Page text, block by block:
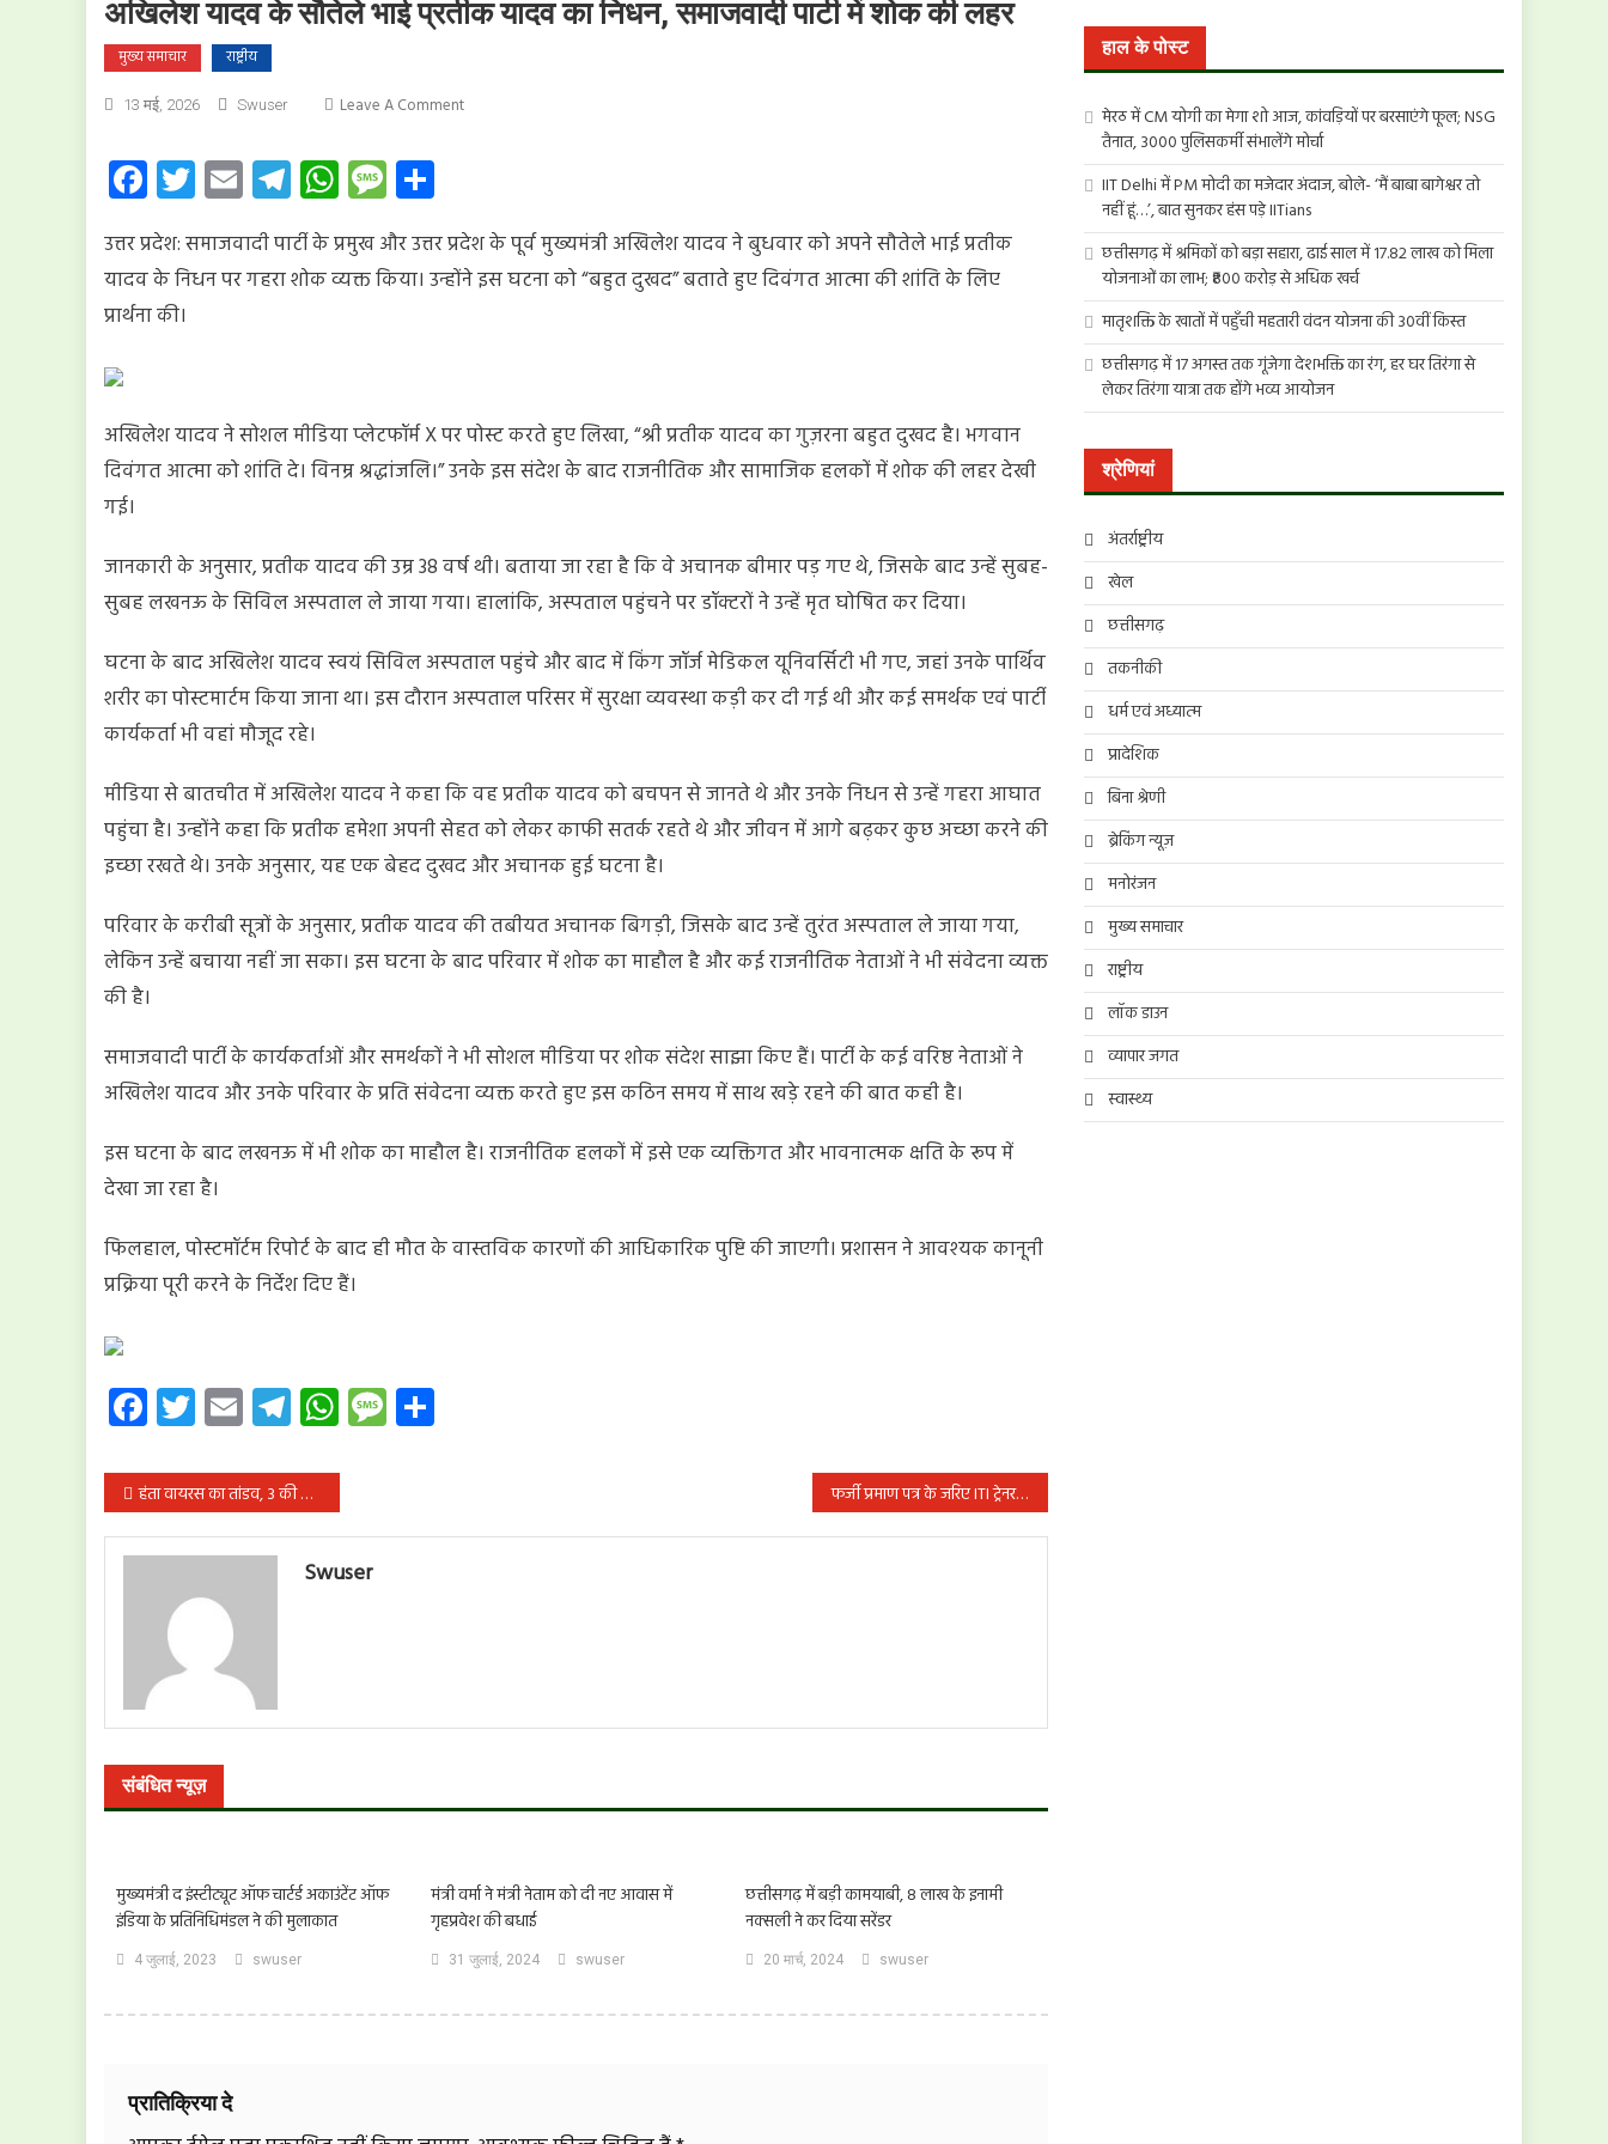
अखिलेश यादव के सौतेले भाई प्रतीक यादव का निधन, समाजवादी पार्टी में शोक की लहर
मुख्य समाचार राष्ट्रीय
13 मई, 2026 Swuser Leave A CommentOn
भाई
प्रतीक
यादव
में
शोक
Facebook
Twitter
EmailTelegram
WhatsApp
Message
उत्तर प्रदेश: समाजवादी पार्टी के प्रमुख और उत्तर प्रदेश के पूर्व मुख्यमंत्री अखिलेश यादव ने बुधवार को अपने सौतेले भाई प्रतीक
यादव के निधन पर गहरा शोक व्यक्त किया। उन्होंने इस घटना को “बहुत दुखद” बताते हुए दिवंगत आत्मा की शांति के लिए
प्रार्थना की।
अखिलेश यादव ने सोशल मीडिया प्लेटफॉर्म X पर पोस्ट करते हुए लिखा, “श्री प्रतीक यादव का गुज़रना बहुत दुखद है। भगवान
दिवंगत आत्मा को शांति दे। विनम्र श्रद्धांजलि।” उनके इस संदेश के बाद राजनीतिक और सामाजिक हलकों में शोक की लहर देखी
गई।
जानकारी के अनुसार, प्रतीक यादव की उम्र 38 वर्ष थी। बताया जा रहा है कि वे अचानक बीमार पड़ गए थे, जिसके बाद उन्हें सुबह-
सुबह लखनऊ के सिविल अस्पताल ले जाया गया। हालांकि, अस्पताल पहुंचने पर डॉक्टरों ने उन्हें मृत घोषित कर दिया।
घटना के बाद अखिलेश यादव स्वयं सिविल अस्पताल पहुंचे और बाद में किंग जॉर्ज मेडिकल यूनिवर्सिटी भी गए, जहां उनके पार्थिव
शरीर का पोस्टमार्टम किया जाना था। इस दौरान अस्पताल परिसर में सुरक्षा व्यवस्था कड़ी कर दी गई थी और कई समर्थक एवं पार्टी
कार्यकर्ता भी वहां मौजूद रहे।
मीडिया से बातचीत में अखिलेश यादव ने कहा कि वह प्रतीक यादव को बचपन से जानते थे और उनके निधन से उन्हें गहरा आघात
पहुंचा है। उन्होंने कहा कि प्रतीक हमेशा अपनी सेहत को लेकर काफी सतर्क रहते थे और जीवन में आगे बढ़कर कुछ अच्छा करने की
इच्छा रखते थे। उनके अनुसार, यह एक बेहद दुखद और अचानक हुई घटना है।
परिवार के करीबी सूत्रों के अनुसार, प्रतीक यादव की तबीयत अचानक बिगड़ी, जिसके बाद उन्हें तुरंत अस्पताल ले जाया गया,
लेकिन उन्हें बचाया नहीं जा सका। इस घटना के बाद परिवार में शोक का माहौल है और कई राजनीतिक नेताओं ने भी संवेदना व्यक्त
की है।
समाजवादी पार्टी के कार्यकर्ताओं और समर्थकों ने भी सोशल मीडिया पर शोक संदेश साझा किए हैं। पार्टी के कई वरिष्ठ नेताओं ने
अखिलेश यादव और उनके परिवार के प्रति संवेदना व्यक्त करते हुए इस कठिन समय में साथ खड़े रहने की बात कही है।
इस घटना के बाद लखनऊ में भी शोक का माहौल है। राजनीतिक हलकों में इसे एक व्यक्तिगत और भावनात्मक क्षति के रूप में
देखा जा रहा है।
फिलहाल, पोस्टमॉर्टम रिपोर्ट के बाद ही मौत के वास्तविक कारणों की आधिकारिक पुष्टि की जाएगी। प्रशासन ने आवश्यक कानूनी
प्रक्रिया पूरी करने के निर्देश दिए हैं।
Facebook
Twitter
EmailTelegram
WhatsApp
Message
पोस्ट
नेविगेशन
हंता वायरस का तांडव, 3 की मौत और एक लाइफ सपोर्ट पर; भारत में क्या हाल फर्जी प्रमाण पत्र के जरिए ITI ट्रेनर की नौकरी पाने वाला गिरफ्तार, कई राज्यों में चल रहा था फर्जीवाड़ा
Swuser
संबंधित न्यूज़
मुख्यमंत्री द इंस्टीट्यूट ऑफ चार्टर्ड अकाउंटेंट ऑफ
इंडिया के प्रतिनिधिमंडल ने की मुलाकात
4 जुलाई, 2023 swuser
मंत्री वर्मा ने मंत्री नेताम को दी नए आवास में
गृहप्रवेश की बधाई
31 जुलाई, 2024 swuser
छत्तीसगढ़ में बड़ी कामयाबी, 8 लाख के इनामी
नक्सली ने कर दिया सरेंडर
20 मार्च, 2024 swuser
प्रातिक्रिया दे
हाल के पोस्ट
मेरठ में CM योगी का मेगा शो आज, कांवड़ियों पर बरसाएंगे फूल; NSG
तैनात, 3000 पुलिसकर्मी संभालेंगे मोर्चा
IIT Delhi में PM मोदी का मजेदार अंदाज, बोले- ‘मैं बाबा बागेश्वर तो
नहीं हूं…’, बात सुनकर हंस पड़े IITians
छत्तीसगढ़ में श्रमिकों को बड़ा सहारा, ढाई साल में 17.82 लाख को मिला
योजनाओं का लाभ; ₹800 करोड़ से अधिक खर्च
मातृशक्ति के खातों में पहुँची महतारी वंदन योजना की 30वीं किस्त
छत्तीसगढ़ में 17 अगस्त तक गूंजेगा देशभक्ति का रंग, हर घर तिरंगा से
लेकर तिरंगा यात्रा तक होंगे भव्य आयोजन
श्रेणियां
अंतर्राष्ट्रीय
खेल
छत्तीसगढ़
तकनीकी
धर्म एवं अध्यात्म
प्रादेशिक
बिना श्रेणी
ब्रेकिंग न्यूज़
मनोरंजन
मुख्य समाचार
राष्ट्रीय
लॉक डाउन
व्यापार जगत
स्वास्थ्य